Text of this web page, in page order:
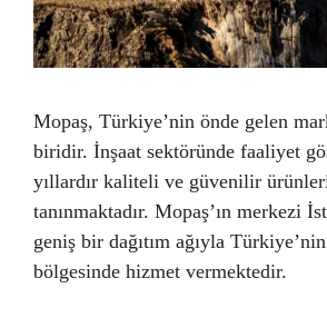
Mopaş, Türkiye’nin önde gelen
biridir. İnşaat sektöründe faaliyet
yıllardır kaliteli ve güvenilir
tanınmaktadır. Mopaş’ın merkezi
geniş bir dağıtım ağıyla
bölgesinde hizmet vermektedir.